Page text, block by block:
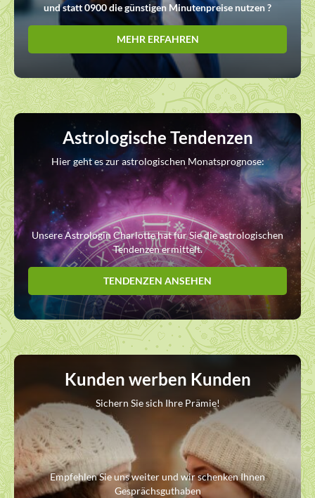
und statt 0900 die günstigen Minutenpreise nutzen ?
MEHR ERFAHREN
Astrologische Tendenzen
Hier geht es zur astrologischen Monatsprognose:
Unsere Astrologin Charlotte hat für Sie die astrologischen
Tendenzen ermittelt.
TENDENZEN ANSEHEN
Kunden werben Kunden
Sichern Sie sich Ihre Prämie!
Empfehlen Sie uns weiter und wir schenken Ihnen
Gesprächsguthaben